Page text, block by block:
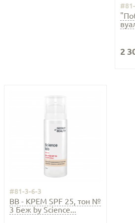
2
#81-3-6-3
ВВ - КРЕМ SPF 25, тон №
3 Беж by Science...